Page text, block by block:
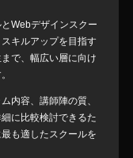
Webデザインスクー
キルアップを目指す
で、幅広い層に向け
内容、講師陣の質、
に比較検討できるた
も適したスクールを